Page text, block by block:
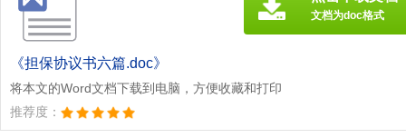
《担保协议书六篇.doc》
将本文的Word文档下载到电脑，方便收藏和打印
推荐度：
文档为doc格式